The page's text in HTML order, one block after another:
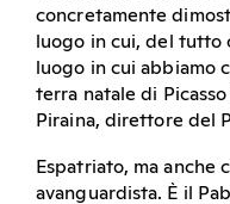
concretamente
luogo in cui, del tutto
luogo in cui abbiamo
terra natale di
Piraina, direttore del
Espatriato, ma anche
avanguardista. È il